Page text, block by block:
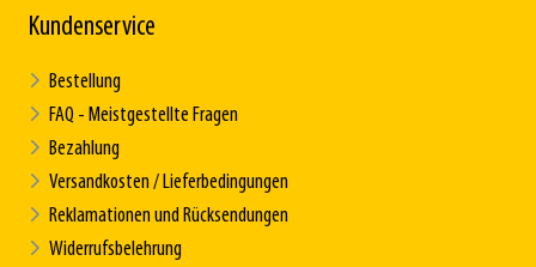
Kundenservice
Bestellung
FAQ - Meistgestellte Fragen
Bezahlung
Versandkosten / Lieferbedingungen
Reklamationen und Rücksendungen
Widerrufsbelehrung